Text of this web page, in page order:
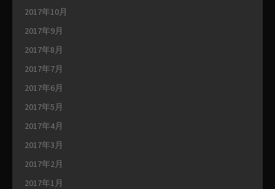
2017年10月
2017年9月
2017年8月
2017年7月
2017年6月
2017年5月
2017年4月
2017年3月
2017年2月
2017年1月